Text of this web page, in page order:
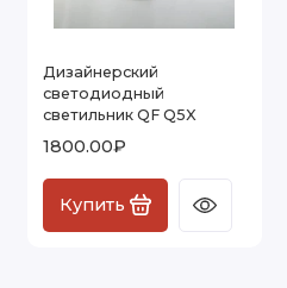
Дизайнерский
светодиодный
светильник QF Q5X
1800.00₽
Купить